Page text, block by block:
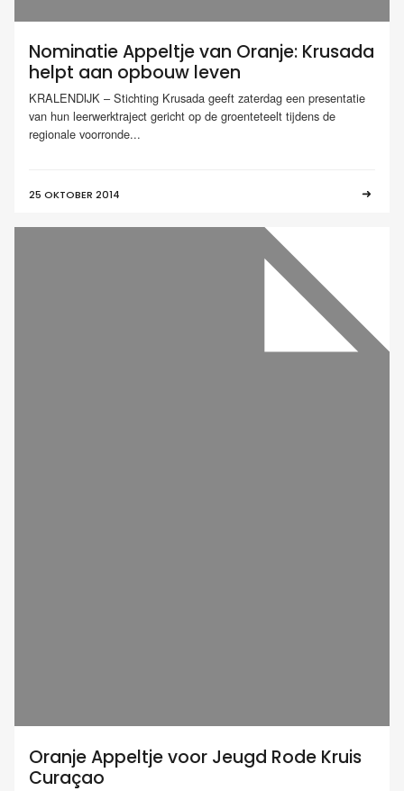
Nominatie Appeltje van Oranje: Krusada
helpt aan opbouw leven
KRALENDIJK – Stichting Krusada geeft zaterdag een presentatie
van hun leerwerktraject gericht op de groenteteelt tijdens de
regionale voorronde...
25 OKTOBER 2014
Oranje Appeltje voor Jeugd Rode Kruis
Curaçao